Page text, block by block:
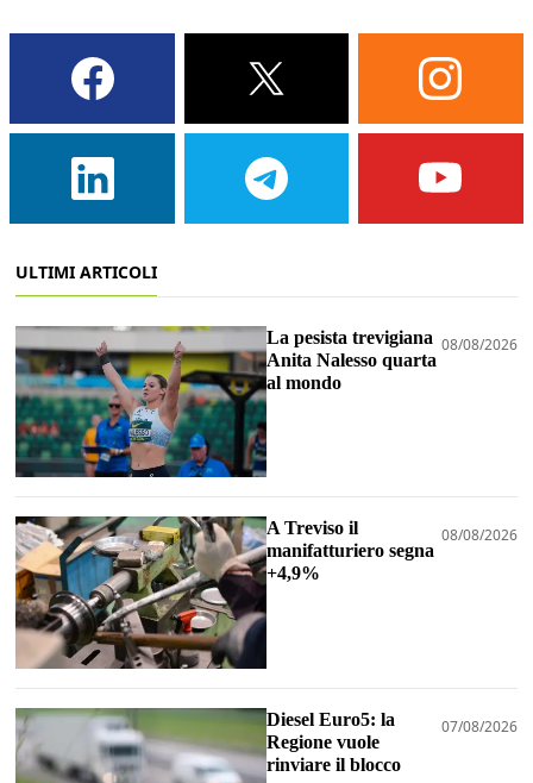
ULTIMI ARTICOLI
La pesista trevigiana
Anita Nalesso quarta
al mondo
08/08/2026
A Treviso il
manifatturiero segna
+4,9%
08/08/2026
Diesel Euro5: la
Regione vuole
rinviare il blocco
07/08/2026